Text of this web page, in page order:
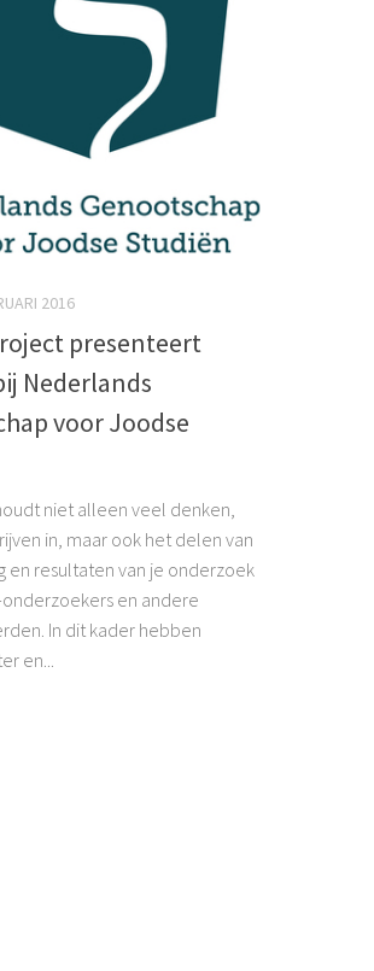
2016
presenteert
Nederlands
voor Joodse
niet alleen veel denken,
in, maar ook het delen van
en resultaten van je onderzoek
en andere
In dit kader hebben
en...